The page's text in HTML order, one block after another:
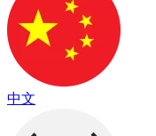
中文